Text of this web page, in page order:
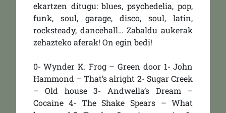
ekartzen ditugu: blues, psychedelia, pop,
funk, soul, garage, disco, soul, latin,
rocksteady, dancehall… Zabaldu aukerak
zehazteko aferak! On egin bedi!
0- Wynder K. Frog – Green door 1- John
Hammond – That’s alright 2- Sugar Creek
– Old house 3- Andwella’s Dream –
Cocaine 4- The Shake Spears – What